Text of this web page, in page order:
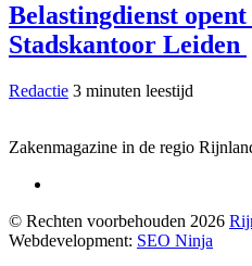
Belastingdienst
Stadskantoor Leiden
Redactie 3 minuten leestijd
Zakenmagazine in de regio
© Rechten voorbehouden 2026
Webdevelopment: SEO Ninja